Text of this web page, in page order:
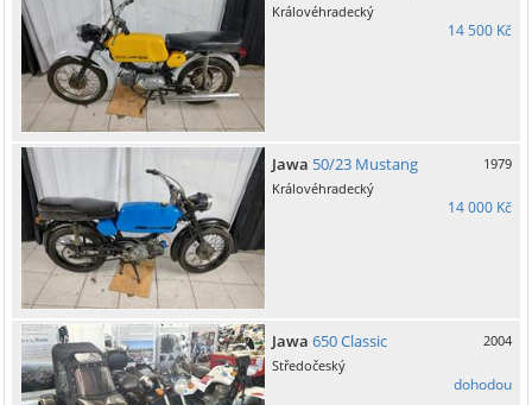
Královéhradecký
14 500 Kč
Jawa 50/23 Mustang
1979
Královéhradecký
14 000 Kč
Jawa 650 Classic
2004
Středočeský
dohodou